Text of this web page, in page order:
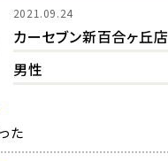
2021.09.24
カーセブン新百合ヶ丘店
男性
た